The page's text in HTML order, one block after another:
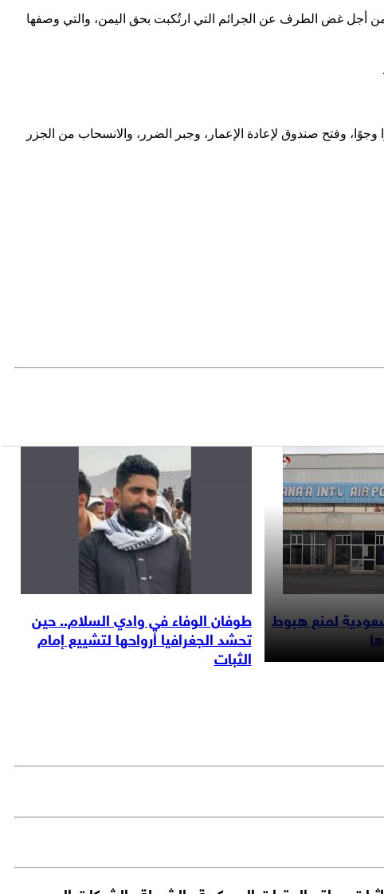
من أجل غض الطرف عن الجرائم التي ارتُكبت بحق اليمن، والتي وصفها
وفتح صندوق لإعادة الإعمار، وجبر الضرر، والانسحاب من الجزر
لمنع هبوط طوفان الوفاء في وادي السلام.. حين
تحشد الجغرافيا أرواحها لتشييع إمام
الثبات